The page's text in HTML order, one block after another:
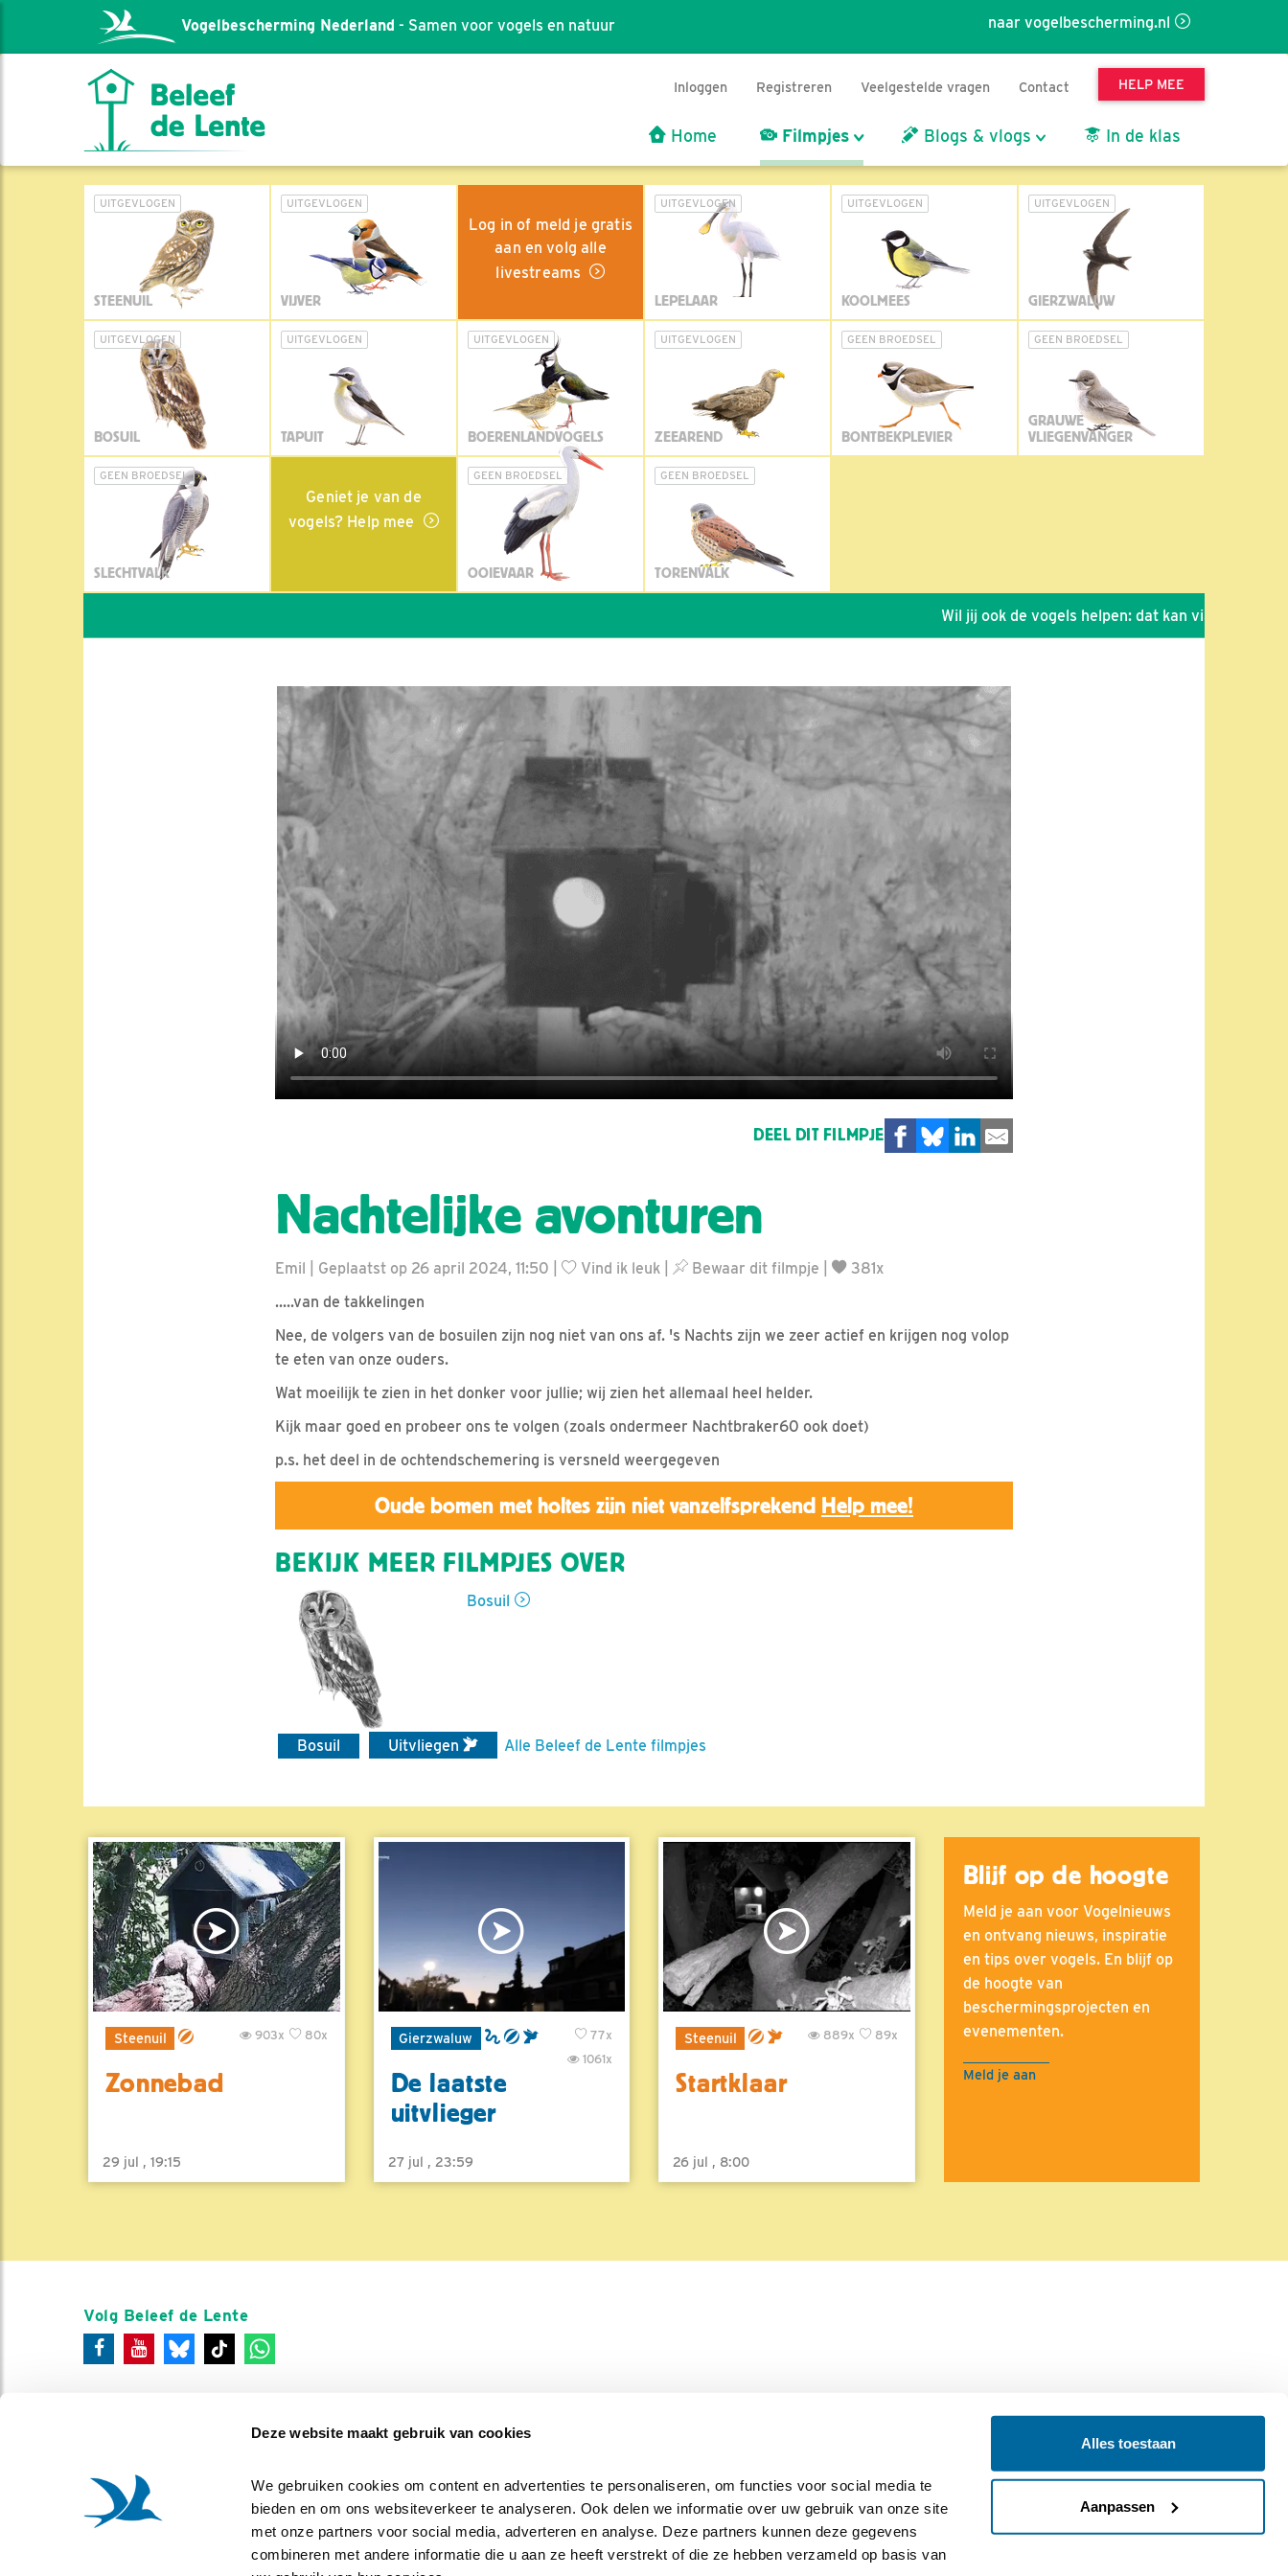
Deze website maakt gebruik van cookies
We gebruiken cookies om content en advertenties te personaliseren, om functies voor social media te
bieden en om ons websiteverkeer te analyseren. Ook delen we informatie over uw gebruik van onze site
met onze partners voor social media, adverteren en analyse. Deze partners kunnen deze gegevens
combineren met andere informatie die u aan ze heeft verstrekt of die ze hebben verzameld op basis van
Alles toestaan
Aanpassen
naar vogelbescherming.nl
Vogelbescherming Nederland - Samen voor vogels en natuur
Inloggen Registreren Veelgestelde vragen Contact HELP MEE
Home Filmpjes Blogs & vlogs In de klas
UITGEVLOGEN
STEENUIL
UITGEVLOGEN
VIJVER
Log in of meld je gratis
aan en volg alle
livestreams
UITGEVLOGEN
LEPELAAR
UITGEVLOGEN
KOOLMEES
UITGEVLOGEN
GIERZWALUW
UITGEVLOGEN
BOSUIL
UITGEVLOGEN
TAPUIT
UITGEVLOGEN
BOERENLANDVOGELS
UITGEVLOGEN
ZEEAREND
GEEN BROEDSEL
BONTBEKPLEVIER
GEEN BROEDSEL
GRAUWE
VLIEGENVANGER
GEEN BROEDSEL
SLECHTVALK
Geniet je van de
vogels? Help mee
GEEN BROEDSEL
OOIEVAAR
GEEN BROEDSEL
TORENVALK
Wil jij ook de vogels helpen: dat kan via de link!
DEEL DIT FILMPJE
Nachtelijke avonturen
Emil | Geplaatst op 26 april 2024, 11:50 | Vind ik leuk Bewaar dit filmpje
381x
.....van de takkelingen
Nee, de volgers van de bosuilen zijn nog niet van ons af. 's Nachts zijn we zeer actief en krijgen nog volop
te eten van onze ouders.
Wat moeilijk te zien in het donker voor jullie; wij zien het allemaal heel helder.
Kijk maar goed en probeer ons te volgen (zoals ondermeer Nachtbraker60 ook doet)
p.s. het deel in de ochtendschemering is versneld weergegeven
Oude bomen met holtes zijn niet vanzelfsprekend Help mee!
BEKIJK MEER FILMPJES OVER
Bosuil
Bosuil Uitvliegen Alle Beleef de Lente filmpjes
Steenuil 80x
903x
Zonnebad
29 jul , 19:15
Gierzwaluw
77x
1061x
De laatste
uitvlieger
27 jul , 23:59
Steenuil 89x
889x
Startklaar
26 jul , 8:00
Blijf op de hoogte
Meld je aan voor Vogelnieuws
en ontvang nieuws, inspiratie
en tips over vogels. En blijf op
de hoogte van
beschermingsprojecten en
evenementen.
Meld je aan
Volg Beleef de Lente
Colofon